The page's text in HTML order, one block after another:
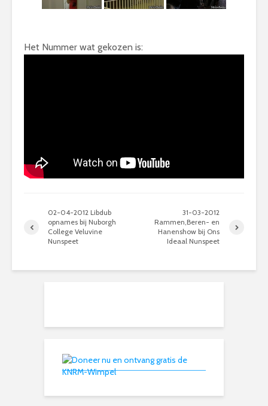
Het Nummer wat gekozen is:
02-04-2012 Libdub
opnames bij Nuborgh
College Veluvine
Nunspeet
31-03-2012
Rammen,Beren- en
Hanenshow bij Ons
Ideaal Nunspeet